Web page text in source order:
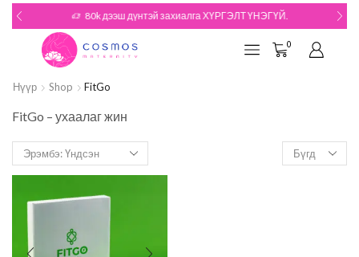
80k дээш дүнтэй захиалга ХҮРГЭЛТ ҮНЭГҮЙ.
0
Нүүр Shop FitGo
FitGo – ухаалаг жин